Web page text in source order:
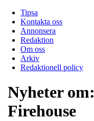
Tipsa
Kontakta oss
Annonsera
Redaktion
Om oss
Arkiv
Redaktionell policy
Nyheter om:
Firehouse